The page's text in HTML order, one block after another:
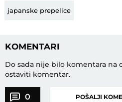
japanske prepelice
KOMENTARI
Do sada nije bilo komentara na
ostaviti komentar.
0 POŠALJI